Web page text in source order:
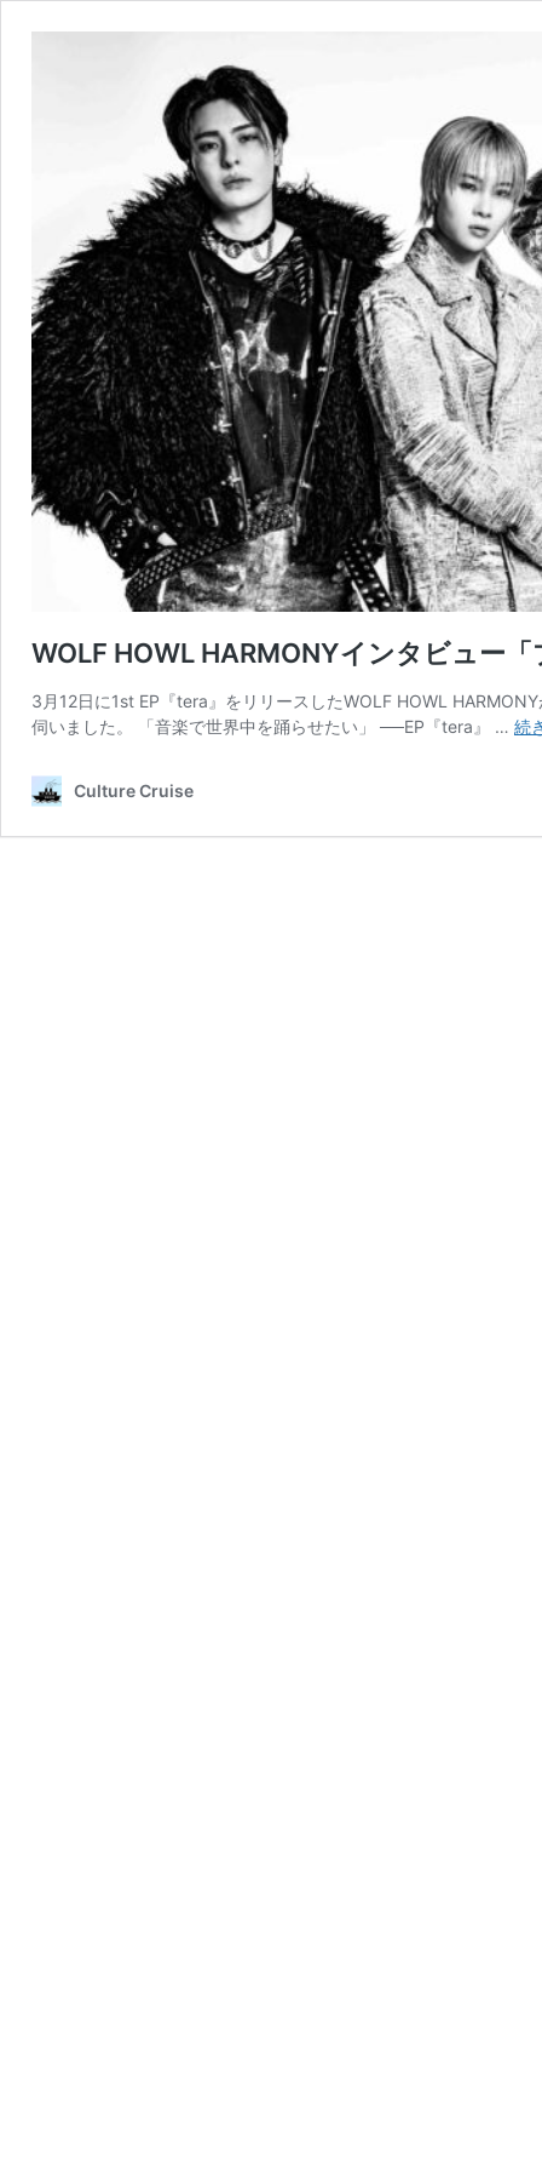
WOLF HOWL HARMONYインタビュー
3月12日に1st EP『tera』をリリースしたWOLF HOWL
伺いました。 「音楽で世界中を踊らせたい」 ──EP『tera』 … 続
Culture Cruise